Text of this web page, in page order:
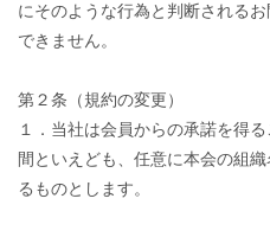
にそのような行為と判断される
できません。
第２条（規約の変更）
１．当社は会員からの承諾を得
間といえども、任意に本会の組
るものとします。